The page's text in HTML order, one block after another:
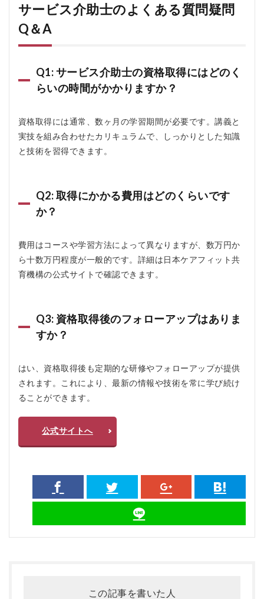
サービス介助士のよくある質問疑問
Q＆A
Q1: サービス介助士の資格取得にはどのく
らいの時間がかかりますか？
資格取得には通常、数ヶ月の学習期間が必要です。講義と
実技を組み合わせたカリキュラムで、しっかりとした知識
と技術を習得できます。
Q2: 取得にかかる費用はどのくらいです
か？
費用はコースや学習方法によって異なりますが、数万円か
ら十数万円程度が一般的です。詳細は日本ケアフィット共
育機構の公式サイトで確認できます。
Q3: 資格取得後のフォローアップはありま
すか？
はい、資格取得後も定期的な研修やフォローアップが提供
されます。これにより、最新の情報や技術を常に学び続け
ることができます。
公式サイトへ
この記事を書いた人